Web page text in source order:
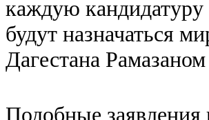
каждую кандидатуру
будут назначаться
Дагестана
Подобные заявления